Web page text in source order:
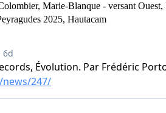
Marie-Blanque - versant Ouest,
2025, Hautacam